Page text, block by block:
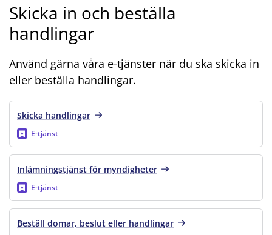
Skicka in och beställa
handlingar
Använd gärna våra e-tjänster när du ska skicka in
eller beställa handlingar.
Skicka handlingar
E-tjänst
Inlämningstjänst för myndigheter
E-tjänst
Beställ domar, beslut eller handlingar